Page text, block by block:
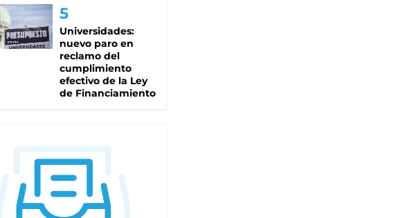
Universidades:
nuevo paro en
reclamo del
cumplimiento
efectivo de la Ley
de Financiamiento